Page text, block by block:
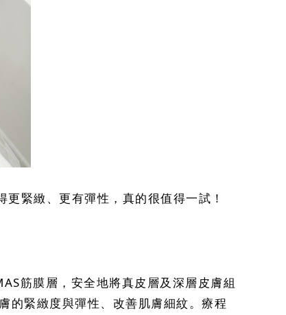
緊緻、更有彈性，真的很值得一試！
筋膜層，安全地將真皮層及深層皮膚組
緊緻度與彈性、改善肌膚細紋。療程